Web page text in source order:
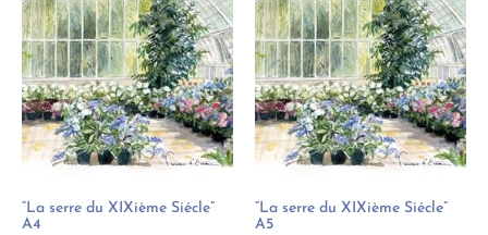
“La serre du XIXième Siécle”
A4
“La serre du XIXième Siécle”
A5